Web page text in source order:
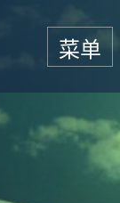
菜单